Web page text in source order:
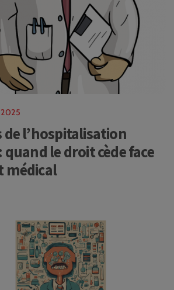
2025
de l’hospitalisation
quand le droit cède face
médical